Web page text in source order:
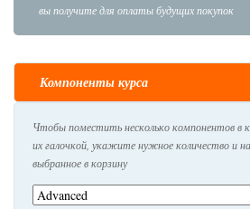
вы получите для оплаты будущих покупок
Компоненты курса
Чтобы поместить несколько компонентов в
их галочкой, укажите нужное количество и
выбранное в корзину